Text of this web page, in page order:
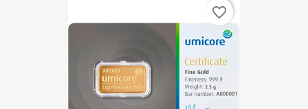
favorite_border